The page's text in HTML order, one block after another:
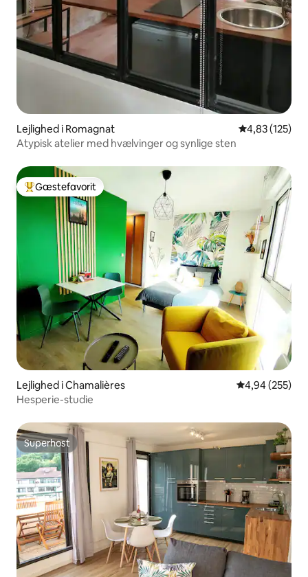
Lejlighed i Romagnat 4,83 ud af 5 i
4,83 (125)
Atypisk atelier med hvælvinger og synlige sten
Bedste gæstefavorit
Gæstefavorit
Lejlighed i Chamalières 4,94 ud af 5 i
4,94 (255)
Hesperie-studie
Superhost
Superhost